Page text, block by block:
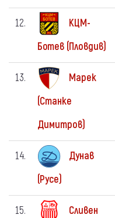
12.
КЦМ-
Ботев (Пловдив)
13.
Марек
(Станке
Димитров)
14.
Дунав
(Русе)
15.
Сливен